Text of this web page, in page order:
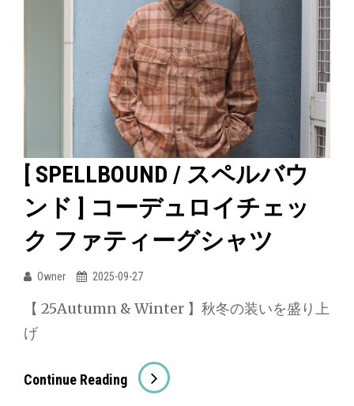
ャ
ツ
ジ
ャ
ケ
ッ
ト
ス
ペ
ル
バ
ウ
ン
ド
]
64
ロ
ス
ド
[ SPELLBOUND / スペルバウ
ンド ] コーデュロイチェッ
ク ファティーグシャツ
Owner 2025-09-27
【 25Autumn & Winter 】秋冬の装いを盛り上
げ
Continue Reading
SPELLBOUND